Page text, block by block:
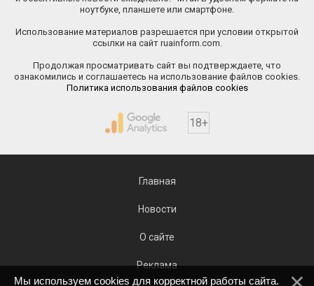
ноутбуке, планшете или смартфоне.
Использование материалов разрешается при условии открытой
ссылки на сайт ruainform.com.
Продолжая просматривать сайт вы подтверждаете, что
ознакомились и соглашаетесь на использование файлов cookies.
Политика использования файлов cookies
18+
Главная
Новости
О сайте
Реклама
Мы используем cookies для корректной работы сайта.